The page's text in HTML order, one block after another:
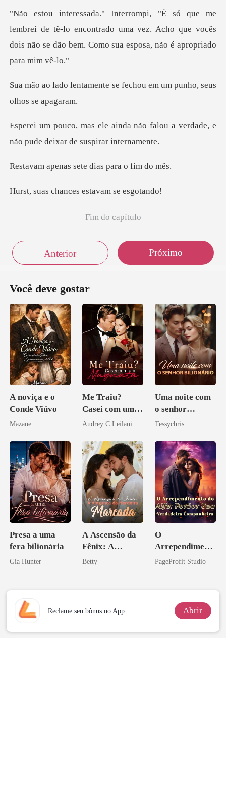
de tê-lo encontrado uma vez. Acho que vocês
dois não se
te se fechou em um punho
não falou a verdade, e
não pude
sete dias para
ances estavam
Fim do capítulo
Anterior Próximo
Você deve gostar
A noviça e o
Conde Viúvo
Mazane
Me Traiu?
Casei com um
Magnata
Audrey C Leilani
Uma noite com
o senhor
Bilionário
Tessychris
Presa a uma
fera bilionária
Gia Hunter
A Ascensão da
Fênix: A
Vingança da
Betty
O
Arrependiment
o do Alfa:
Companheira
PageProfit Studio
Reclame seu bônus no App Abrir